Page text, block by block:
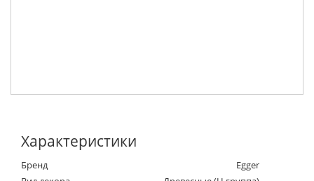
Характеристики
Бренд
Egger